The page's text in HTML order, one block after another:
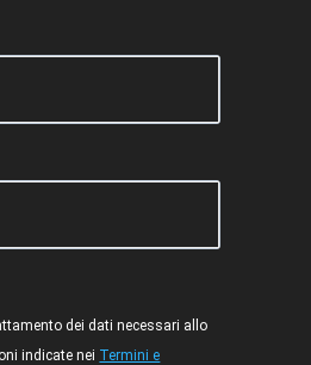
dei dati necessari allo
indicate nei Termini e